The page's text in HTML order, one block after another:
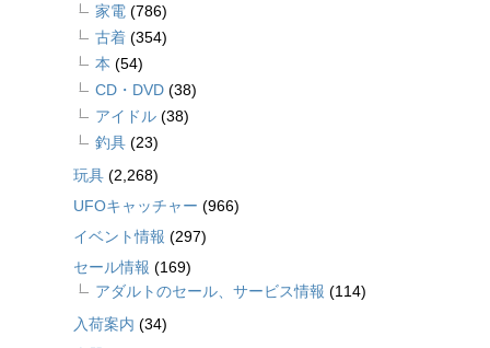
家電 (786)
古着 (354)
本 (54)
CD・DVD (38)
アイドル (38)
釣具 (23)
玩具 (2,268)
UFOキャッチャー (966)
イベント情報 (297)
セール情報 (169)
アダルトのセール、サービス情報 (114)
入荷案内 (34)